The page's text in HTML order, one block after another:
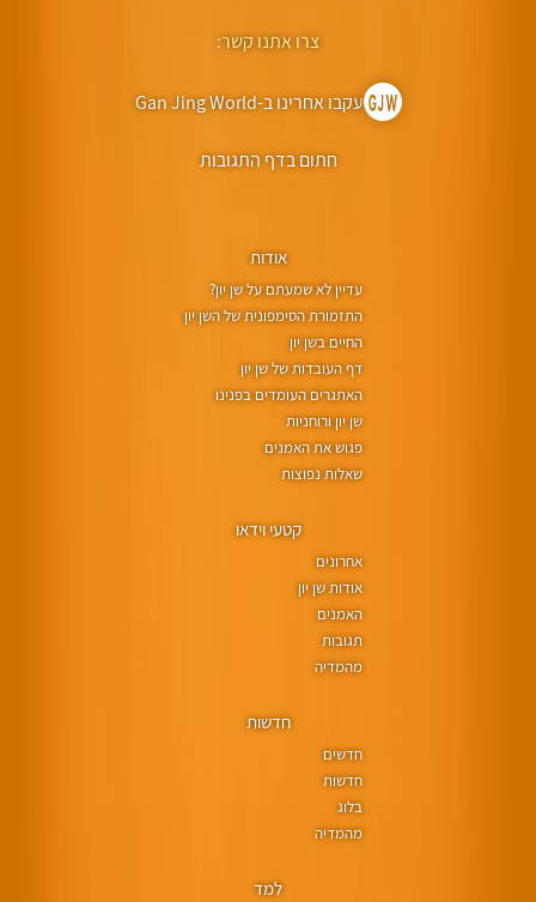
אודות
עדיין לא שמעתם על שן יון?
התזמורת הסימפונית של השן יון
החיים בשן יון
דף העובדות של שן יון
האתגרים העומדים בפנינו
שן יון ורוחניות
פגוש את האמנים
שאלות נפוצות
קטעי וידאו
אחרונים
אודות שן יון
האמנים
תגובות
מהמדיה
חדשות
חדשים
חדשות
בלוג
מהמדיה
למד
צרו אתנו קשר:
עקבו אחרינו ב-Gan Jing World
חתום בדף התגובות